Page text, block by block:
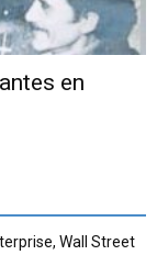
en
Wall Street